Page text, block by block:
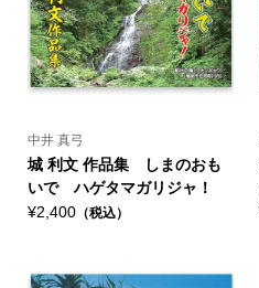
中井 真弓
城 利文 作品集 しまのおも
いで ハゲタマガリジャ！
¥2,400（税込）